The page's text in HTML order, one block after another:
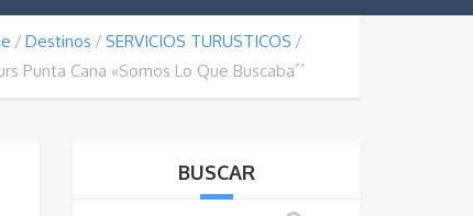
Destinos
SERVICIOS TURUSTICOS
Punta Cana «Somos Lo Que Buscaba´´
BUSCAR